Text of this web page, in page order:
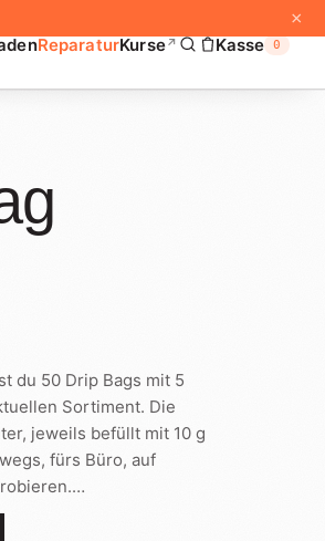
×
ReparaturKurse↗ Kasse 0
du 50 Drip Bags mit 5
Sortiment. Die
jeweils befüllt mit 10 g
fürs Büro, auf
…